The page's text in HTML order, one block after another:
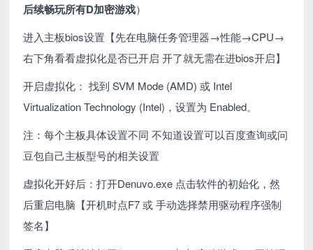
后续畅玩所有D加密游戏）
进入主板bios设置【先在电脑任务管理器→性能→CPU→
右下角看看虚拟化是否已开启 开了就无需在进bios开启】
开启虚拟化： 找到 SVM Mode (AMD) 或 Intel
Virtualization Technology (Intel)，设置为 Enabled。
注：每个主板具体设置不同 不知道设置可以百度查询或问
豆包自己主板型号的相关设置
虚拟化开好后：打开Denuvo.exe 点击软件的初始化，然
后重启电脑【开机时点F7 或 手动选择禁用驱动程序强制
签名】